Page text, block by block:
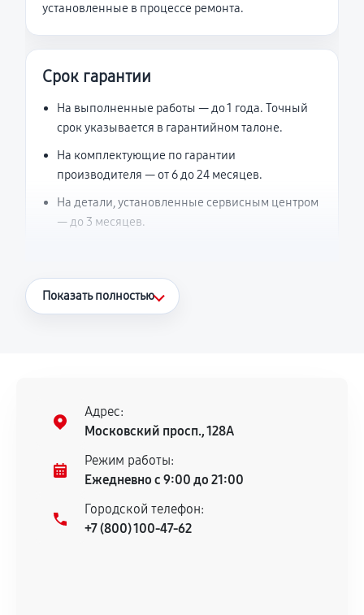
установленные в процессе ремонта.
Срок гарантии
На выполненные работы — до 1 года. Точный
срок указывается в гарантийном талоне.
На комплектующие по гарантии
производителя — от 6 до 24 месяцев.
На детали, установленные сервисным центром
— до 3 месяцев.
Что считается гарантийным случаем
нормальной эксплуатации в течение
гарантийного срока.
Несоответствие комплектующей заявленным
техническим характеристикам.
Документы для подтверждения
Показать полностью
Адрес:
Московский просп., 128А
Режим работы:
Ежедневно с 9:00 до 21:00
Городской телефон:
+7 (800) 100-47-62